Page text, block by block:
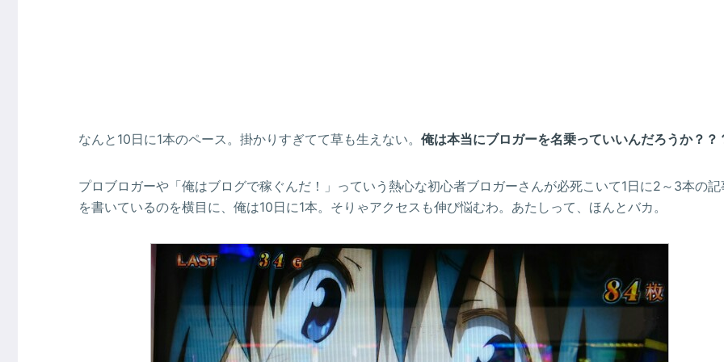
なんと10日に1本のペース。掛かりすぎてて草も生えない。 俺は本当にブロガーを名乗っていいんだろうか？？
プロブロガーや「俺はブログで稼ぐんだ！」っていう熱心な初心者ブロガーさんが必死こいて1日に2～3本の記
を書いているのを横目に、俺は10日に1本。そりゃアクセスも伸び悩むわ。あたしって、ほんとバカ。